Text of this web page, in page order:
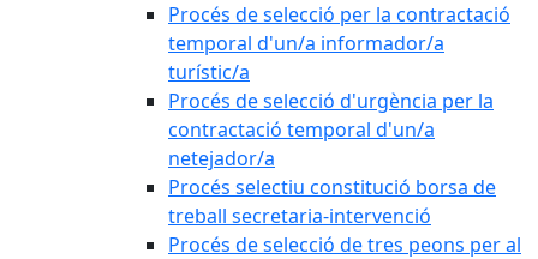
Procés de selecció per la contractació
temporal d'un/a informador/a
turístic/a
Procés de selecció d'urgència per la
contractació temporal d'un/a
netejador/a
Procés selectiu constitució borsa de
treball secretaria-intervenció
Procés de selecció de tres peons per al